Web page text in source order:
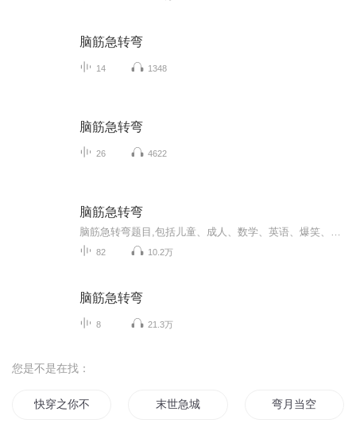
脑筋急转弯
14 1348
脑筋急转弯
26 4622
脑筋急转弯
82 10.2万
脑筋急转弯
8 21.3万
您是不是在找：
快穿之你不弯谁弯 末世急城 弯月当空